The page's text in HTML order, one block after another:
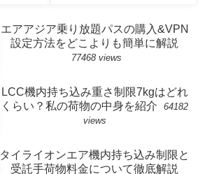
エアアジア乗り放題パスの購入&VPN
設定方法をどこよりも簡単に解説
77468 views
LCC機内持ち込み重さ制限7kgはどれ
くらい？私の荷物の中身を紹介
64182
views
タイライオンエア機内持ち込み制限と
受託手荷物料金について徹底解説